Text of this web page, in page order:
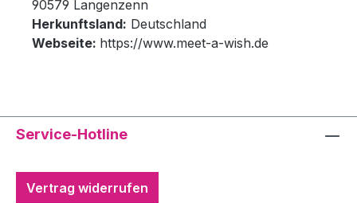
90579 Langenzenn
Herkunftsland: Deutschland
Webseite: https://www.meet-a-wish.de
Service-Hotline
Vertrag widerrufen